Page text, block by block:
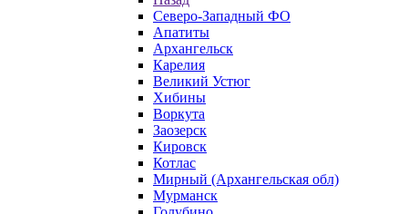
Северо-Западный ФО
Апатиты
Архангельск
Карелия
Великий Устюг
Хибины
Воркута
Заозерск
Кировск
Котлас
Мирный (Архангельская обл)
Мурманск